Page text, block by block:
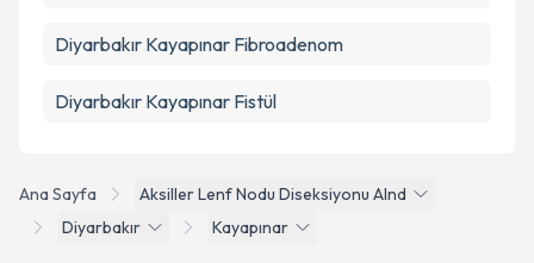
Ana Sayfa
Aksiller Lenf Nodu Diseksiyonu Alnd
Diyarbakır
Kayapınar
Diyarbakır Kayapınar Fibroadenom
Diyarbakır Kayapınar Fistül